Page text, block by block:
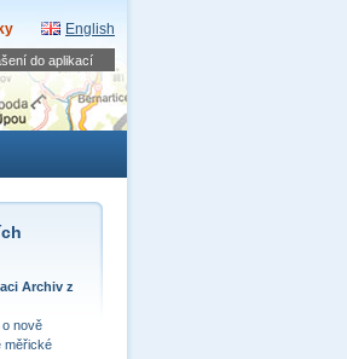
do aplikací
English
Archiv z
o nově
měřické